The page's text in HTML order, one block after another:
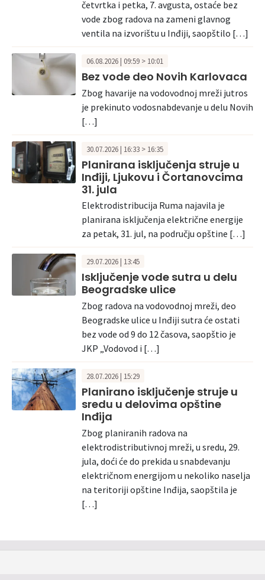
četvrtka i petka, 7. avgusta, ostaće bez
vode zbog radova na zameni glavnog
ventila na izvorištu u Inđiji, saopštilo […]
06.08.2026 | 09:59 > 10:01
Bez vode deo Novih Karlovaca
Zbog havarije na vodovodnoj mreži jutros
je prekinuto vodosnabdevanje u delu Novih
[…]
30.07.2026 | 16:33 > 16:35
Planirana isključenja struje u
Inđiji, Ljukovu i Čortanovcima
31. jula
Elektrodistribucija Ruma najavila je
planirana isključenja električne energije
za petak, 31. jul, na području opštine […]
29.07.2026 | 13:45
Isključenje vode sutra u delu
Beogradske ulice
Zbog radova na vodovodnoj mreži, deo
Beogradske ulice u Inđiji sutra će ostati
bez vode od 9 do 12 časova, saopštio je
JKP „Vodovod i […]
28.07.2026 | 15:29
Planirano isključenje struje u
sredu u delovima opštine
Inđija
Zbog planiranih radova na
elektrodistributivnoj mreži, u sredu, 29.
jula, doći će do prekida u snabdevanju
električnom energijom u nekoliko naselja
na teritoriji opštine Inđija, saopštila je
[…]